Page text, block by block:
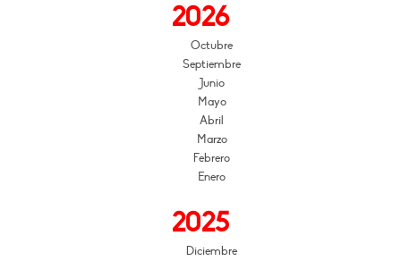
2026
Octubre
Septiembre
Junio
Mayo
Abril
Marzo
Febrero
Enero
2025
Diciembre